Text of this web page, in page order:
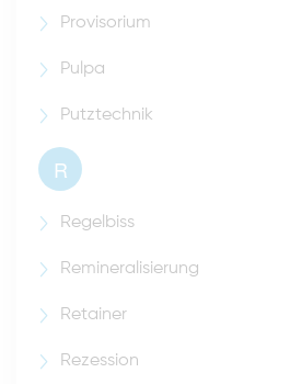
Provisorium
Pulpa
Putztechnik
R
Regelbiss
Remineralisierung
Retainer
Rezession